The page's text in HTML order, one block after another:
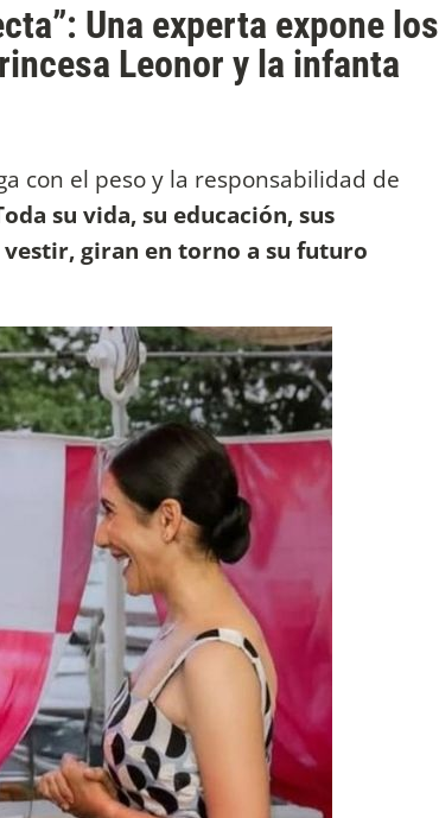
Una experta expone los
Leonor y la infanta
con el peso y la responsabilidad de
su vida, su educación, sus
giran en torno a su futuro